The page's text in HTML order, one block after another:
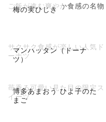
梅の実ひじき
ご飯が進む爽やか食感の名物
マンハッタン（ドーナ
ツ）
サクサク食感が楽しい人気ド
ーナツ
博多あまおう ひよ子のた
まご
苺香る可愛い見た目の限定ス
イーツ